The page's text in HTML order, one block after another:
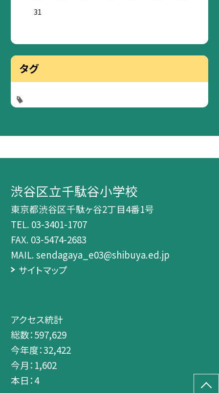
31
タグ
渋谷区立千駄谷小学校
東京都渋谷区千駄ヶ谷2丁目4番1号
TEL. 03-3401-1707
FAX. 03-5474-2683
MAIL. sendagaya_e03@shibuya.ed.jp
サイトマップ
アクセス統計
総数：597,629
今年度：32,422
今月： 1,602
本日：4